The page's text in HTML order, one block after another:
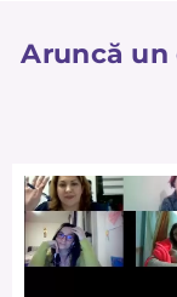
Aruncă un
sociale, de
modul în care
alte informații
serviciilor lor.